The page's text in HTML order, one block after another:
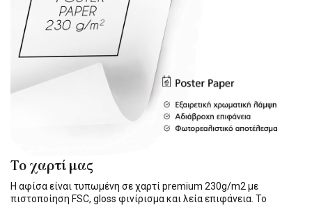
Το χαρτί μας
Η αφίσα είναι τυπωμένη σε χαρτί premium 230g/m2 με
πιστοποίηση FSC, gloss φινίρισμα και λεία επιφάνεια. Το